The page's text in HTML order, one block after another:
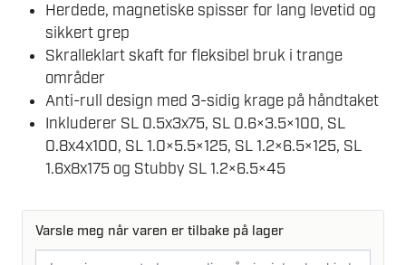
Herdede, magnetiske spisser for lang levetid og
sikkert grep
Skralleklart skaft for fleksibel bruk i trange
områder
Anti-rull design med 3-sidig krage på håndtaket
Inkluderer SL 0.5x3x75, SL 0.6×3.5×100, SL
0.8x4x100, SL 1.0×5.5×125, SL 1.2×6.5×125, SL
1.6x8x175 og Stubby SL 1.2×6.5×45
Varsle meg når varen er tilbake på lager